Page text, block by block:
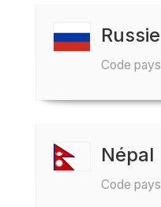
Russie
Code pays
Népal
Code pays